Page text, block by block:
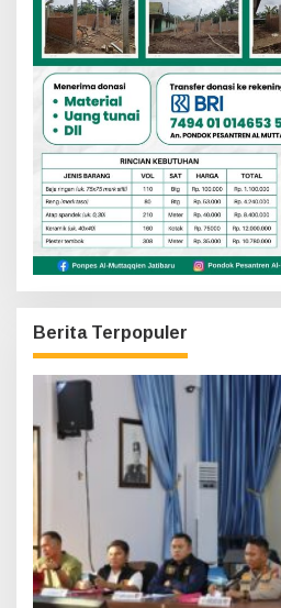
Berita Terpopuler